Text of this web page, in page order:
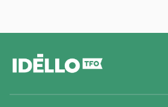
de
page